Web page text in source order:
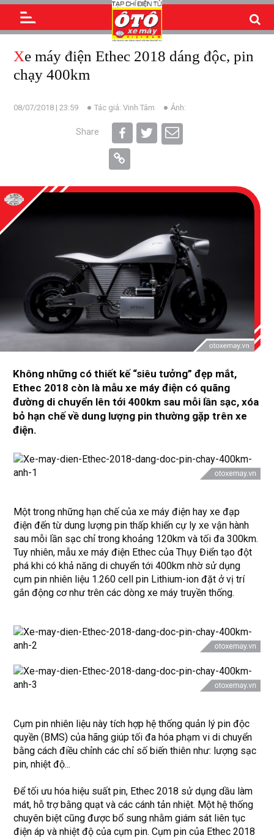
Xe máy điện Ethec 2018 dáng độc, pin
chạy 400km
08/07/2018 | 23:59 Tác giả: Vinh Tâm Ảnh:
Share
Không những có thiết kế “siêu tưởng” đẹp mắt,
Ethec 2018 còn là mẫu xe máy điện có quãng
đường di chuyển lên tới 400km sau mỗi lần sạc, xóa
bỏ hạn chế về dung lượng pin thường gặp trên xe
điện.
Một trong những hạn chế củaxe máy điện hay xe đạp
điện đến từ dung lượng pin thấp khiến cự ly xe vận hành
sau mỗi lần sạc chỉ trong khoảng 120km và tối đa 300km.
Tuy nhiên, mẫu xe máy điện Ethec của Thụy Điển tạo đột
phá khi có khả năng di chuyển tới 400km nhờ sử dụng
cụmpin nhiên liệu 1.260 cell pin Lithium-ion đặt ở vị trí
gắn động cơ như trên các dòngxe máy truyền thống.
Cụm pin nhiên liệu này tích hợp hệ thống quản lý pin độc
quyền (BMS) của hãng giúp tối đa hóa phạm vi di chuyển
bằng cách điều chỉnh các chỉ số biến thiên như: lượng sạc
pin, nhiệt độ...
Để tối ưu hóa hiệu suất pin, Ethec 2018 sử dụng dầu làm
mát, hỗ trợ bằng quạt và các cánh tản nhiệt. Một hệ thống
chuyên biệt cũng được bổ sung nhằm giám sát liên tục
điện áp và nhiệt độ của cụm pin. Cụm pin của Ethec 2018